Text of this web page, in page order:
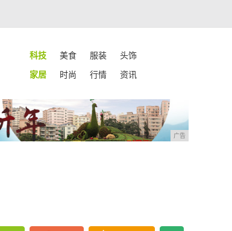
科技 美食 服装
头饰
家居 时尚 行情 资讯
广告